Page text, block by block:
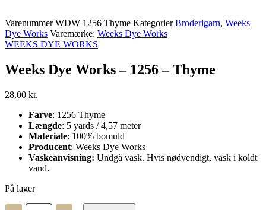
VarenummerWDW 1256 Thyme Kategorier Broderigarn, Weeks
Dye Works Varemærke: Weeks Dye Works
WEEKS DYE WORKS
Weeks Dye Works – 1256 – Thyme
28,00 kr.
Farve: 1256 Thyme
Længde: 5 yards / 4,57 meter
Materiale: 100% bomuld
Producent: Weeks Dye Works
Vaskeanvisning: Undgå vask. Hvis nødvendigt, vask i koldt
vand.
På lager
Weeks